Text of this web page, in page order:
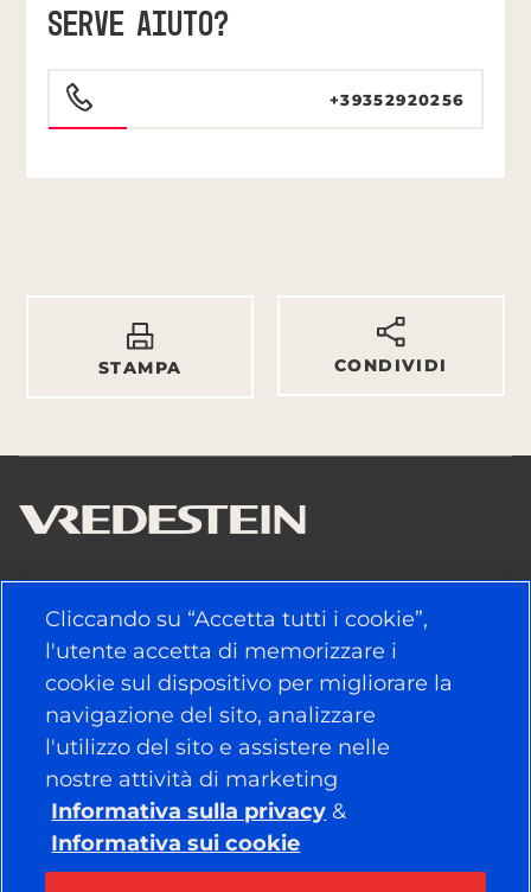
SERVE AIUTO?
+39352920256
STAMPA CONDIVIDI
PNEUMATICI
POLITICA
AZIENDA
RESTA COLLEGATO
Cliccando su “Accetta tutti i cookie”,
l'utente accetta di memorizzare i
cookie sul dispositivo per migliorare la
navigazione del sito, analizzare
l'utilizzo del sito e assistere nelle
nostre attività di marketing
Informativa sulla privacy &
Informativa sui cookie